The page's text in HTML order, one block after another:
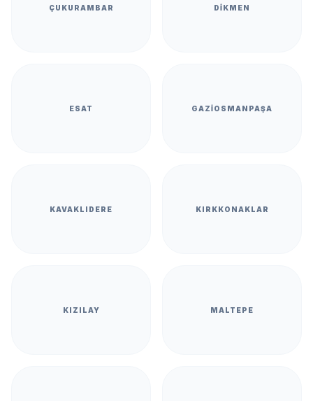
ÇUKURAMBAR DIKMEN
ESAT GAZIOSMANPAŞA
KAVAKLIDERE KIRKKONAKLAR
KIZILAY MALTEPE